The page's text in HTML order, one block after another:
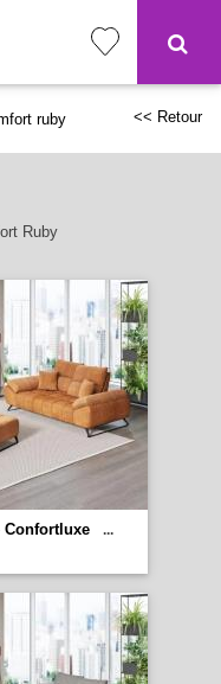
ruby << Retour
Ruby
Confortluxe
...